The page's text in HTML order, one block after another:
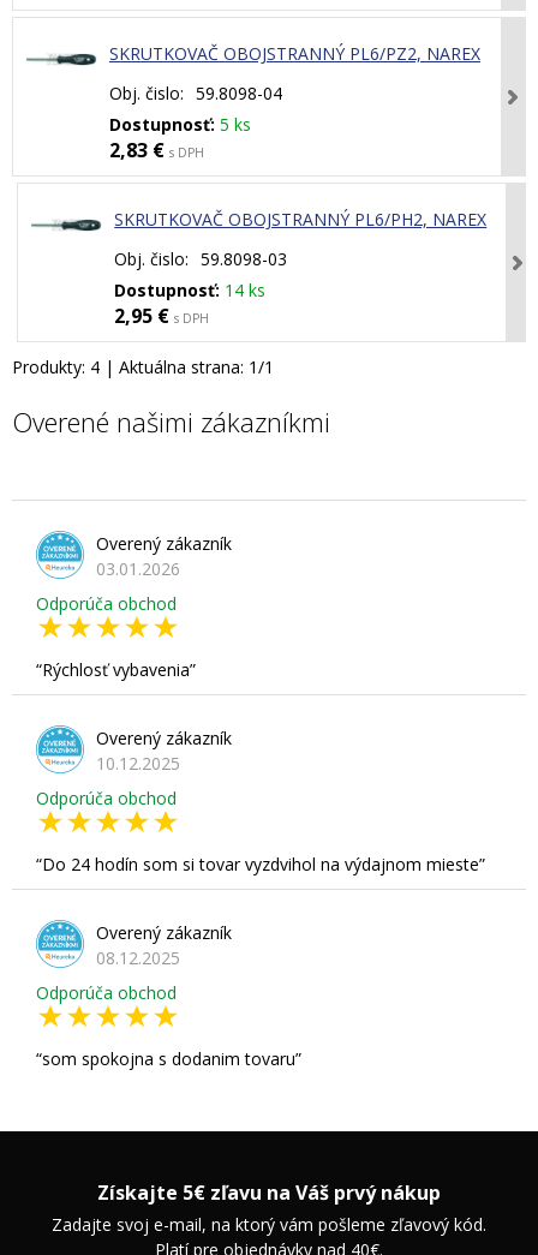
SKRUTKOVAČ OBOJSTRANNÝ PL6/PZ2, NAREX
Obj. čislo: 59.8098-04
Dostupnosť: 5 ks
2,83 € s DPH
SKRUTKOVAČ OBOJSTRANNÝ PL6/PH2, NAREX
Obj. čislo: 59.8098-03
Dostupnosť: 14 ks
2,95 € s DPH
Produkty: 4 | Aktuálna strana: 1/1
Overené našimi zákazníkmi
Overený zákazník
03.01.2026
Odporúča obchod
Rýchlosť vybavenia
Overený zákazník
10.12.2025
Odporúča obchod
Do 24 hodín som si tovar vyzdvihol na výdajnom mieste
Overený zákazník
08.12.2025
Odporúča obchod
som spokojna s dodanim tovaru
Získajte 5€ zľavu na Váš prvý nákup
Zadajte svoj e-mail, na ktorý vám pošleme zľavový kód.
Platí pre objednávky nad 40€.